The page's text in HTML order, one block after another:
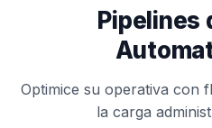
Pipelines
Optimice su operativa con
la carga